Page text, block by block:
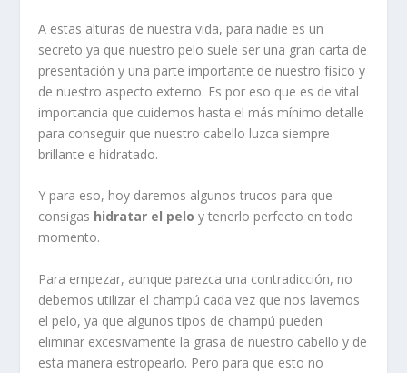
A estas alturas de nuestra vida, para nadie es un
secreto ya que nuestro pelo suele ser una gran carta de
presentación y una parte importante de nuestro físico y
de nuestro aspecto externo. Es por eso que es de vital
importancia que cuidemos hasta el más mínimo detalle
para conseguir que nuestro cabello luzca siempre
brillante e hidratado.
Y para eso, hoy daremos algunos trucos para que
consigas hidratar el pelo y tenerlo perfecto en todo
momento.
Para empezar, aunque parezca una contradicción, no
debemos utilizar el champú cada vez que nos lavemos
el pelo, ya que algunos tipos de champú pueden
eliminar excesivamente la grasa de nuestro cabello y de
esta manera estropearlo. Pero para que esto no